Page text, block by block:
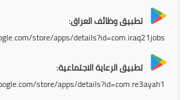
كتب
تطبيق وظائف العراق:
store/apps/details?id=com.iraq21jobs
تطبيق الرعاية الاجتماعية:
store/apps/details?id=com.re3ayah1